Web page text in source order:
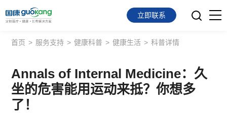
首页
面向会员
面向企业
立即联系
首页 > 服务支持 > 健康科普 > 健康生活 > 科普详情
Annals of Internal Medicine：久
坐的危害能用运动来抵？你想多
了！